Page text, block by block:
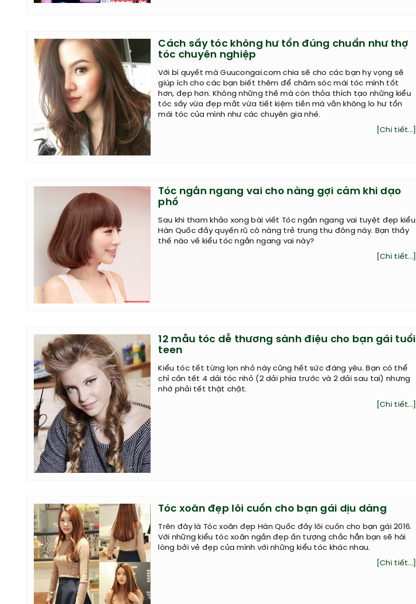
Cách sấy tóc không hư tổn đúng chuẩn như thợ
tóc chuyên nghiệp
Với bí quyết mà Guucongai.com chia sẽ cho các bạn hy vọng sẽ
giúp ích cho các bạn biết thêm để chăm sóc mái tóc mình tốt
hơn, đẹp hơn. Không những thế mà còn thỏa thích tạo những kiểu
tóc sấy vừa đẹp mắt vừa tiết kiệm tiền mà vẫn không lo hư tổn
mái tóc của mình như các chuyên gia nhé.
[Chi tiết...]
Tóc ngắn ngang vai cho nàng gợi cảm khi dạo
phố
Sau khi tham khảo xong bài viết Tóc ngắn ngang vai tuyệt đẹp kiểu
Hàn Quốc đầy quyến rũ cô nàng trẻ trung thu đông này. Bạn thấy
thế nào về kiểu tóc ngắn ngang vai này?
[Chi tiết...]
12 mẫu tóc dễ thương sành điệu cho bạn gái tuổi
teen
Kiểu tóc tết từng lọn nhỏ này cũng hết sức đáng yêu. Bạn có thể
chỉ cần tết 4 dải tóc nhỏ (2 dải phía trước và 2 dải sau tai) nhưng
nhớ phải tết thật chặt.
[Chi tiết...]
Tóc xoăn đẹp lôi cuốn cho bạn gái dịu dàng
Trên đây là Tóc xoăn đẹp Hàn Quốc đầy lôi cuốn cho bạn gái 2016.
Với những kiểu tóc xoăn ngắn đẹp ấn tượng chắc hẳn bạn sẽ hài
lòng bởi vẻ đẹp của mình với những kiểu tóc khác nhau.
[Chi tiết...]